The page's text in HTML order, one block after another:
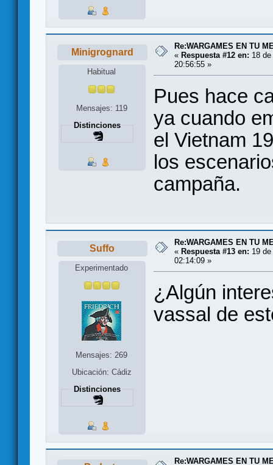
Minigrognard
Habitual
Mensajes: 119
Distinciones
Re:WARGAMES EN TU
« Respuesta #12 en: 18
20:56:55 »
Pues hace
ya cuando
el Vietnam
los
campaña.
Suffo
Experimentado
Mensajes: 269
Ubicación: Cádiz
Distinciones
Re:WARGAMES EN TU
« Respuesta #13 en: 19
02:14:09 »
¿Algún
vassal de
Re:WARGAMES EN TU